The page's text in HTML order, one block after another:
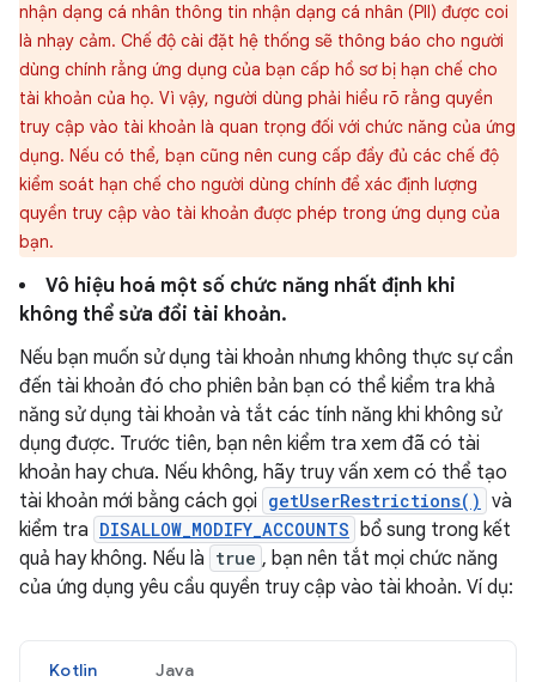
nhận dạng cá nhân thông tin nhận dạng cá nhân (PII) được coi
là nhạy cảm. Chế độ cài đặt hệ thống sẽ thông báo cho người
dùng chính rằng ứng dụng của bạn cấp hồ sơ bị hạn chế cho
tài khoản của họ. Vì vậy, người dùng phải hiểu rõ rằng quyền
truy cập vào tài khoản là quan trọng đối với chức năng của ứng
dụng. Nếu có thể, bạn cũng nên cung cấp đầy đủ các chế độ
kiểm soát hạn chế cho người dùng chính để xác định lượng
quyền truy cập vào tài khoản được phép trong ứng dụng của
bạn.
Vô hiệu hoá một số chức năng nhất định khi
không thể sửa đổi tài khoản.
Nếu bạn muốn sử dụng tài khoản nhưng không thực sự cần
đến tài khoản đó cho phiên bản bạn có thể kiểm tra khả
năng sử dụng tài khoản và tắt các tính năng khi không sử
dụng được. Trước tiên, bạn nên kiểm tra xem đã có tài
khoản hay chưa. Nếu không, hãy truy vấn xem có thể tạo
tài khoản mới bằng cách gọi getUserRestrictions() và
kiểm tra DISALLOW_MODIFY_ACCOUNTS bổ sung trong kết
quả hay không. Nếu là true , bạn nên tắt mọi chức năng
của ứng dụng yêu cầu quyền truy cập vào tài khoản. Ví dụ:
Kotlin Java